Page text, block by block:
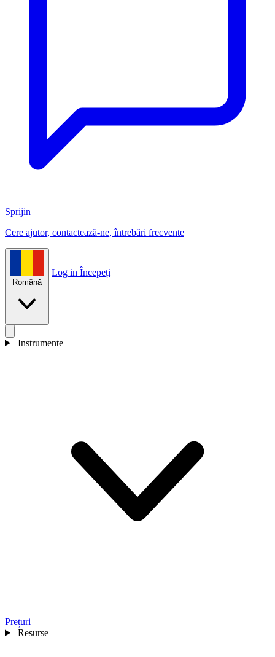
Sprijin
Cere ajutor, contactează-ne, întrebări frecvente
Română
Log in Începeți
Instrumente
Prețuri
Resurse